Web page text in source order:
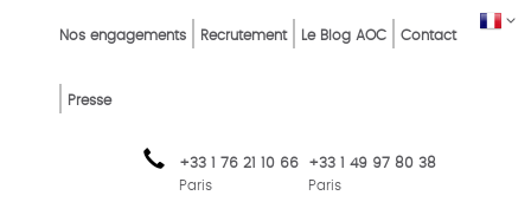
FR
Top
FR
Nos engagements Recrutement Le Blog AOC Contact
Presse
+33 1 76 21 10 66
Paris
+33 1 49 97 80 38
Paris